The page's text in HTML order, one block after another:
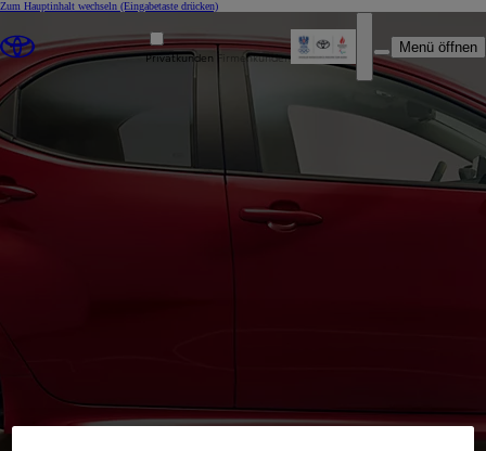
Zum Hauptinhalt wechseln (Eingabetaste drücken)
Privatkunden Firmenkunden
Menü öffnen
Roland Prinz e.U.
00CD9-8F4FF-978E6-E3A00-01360-1